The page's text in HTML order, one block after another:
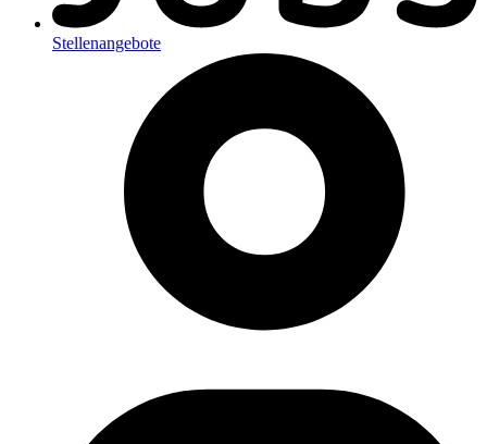
Stellenangebote